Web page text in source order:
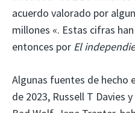
acuerdo valorado por
millones «. Estas cifras
entonces por El
Algunas fuentes de hecho
de 2023, Russell T Davies